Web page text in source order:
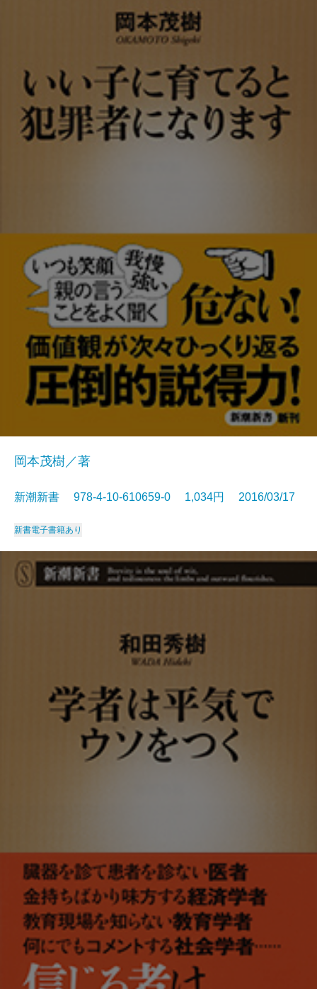
岡本茂樹／著
新潮新書 978-4-10-610659-0 1,034円 2016/03/17
新書電子書籍あり